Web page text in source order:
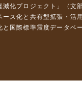
減化プロジェクト」（
ース化と共有型拡張・
と国際標準震度データ